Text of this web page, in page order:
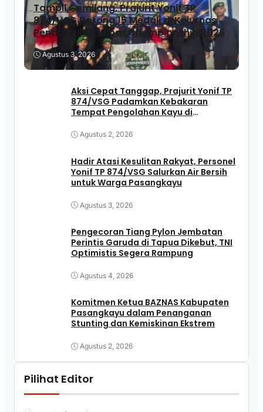
Tampil Gemilang, Prajurit Yonif TP
874/VSG Borong 15 Medali di Kejurnas
Pencak Silat Sulbar Championship 2026
Agustus 3, 2026
Aksi Cepat Tanggap, Prajurit Yonif TP
874/VSG Padamkan Kebakaran
Tempat Pengolahan Kayu di
Agustus 2, 2026
Hadir Atasi Kesulitan Rakyat, Personel
Yonif TP 874/VSG Salurkan Air Bersih
untuk Warga Pasangkayu
Agustus 3, 2026
Pengecoran Tiang Pylon Jembatan
Perintis Garuda di Tapua Dikebut, TNI
Optimistis Segera Rampung
Agustus 4, 2026
Komitmen Ketua BAZNAS Kabupaten
Pasangkayu dalam Penanganan
Stunting dan Kemiskinan Ekstrem
Agustus 2, 2026
Pilihat Editor